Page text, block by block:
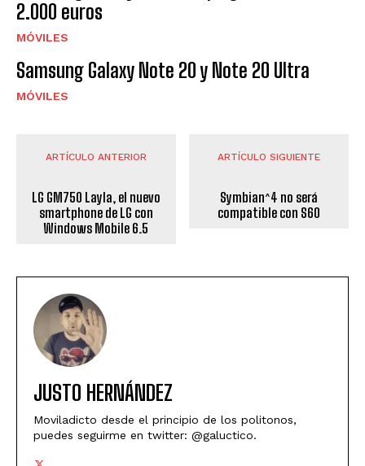
2.000 euros
MÓVILES
Samsung Galaxy Note 20 y Note 20 Ultra
MÓVILES
ARTÍCULO ANTERIOR
LG GM750 Layla, el nuevo
smartphone de LG con
Windows Mobile 6.5
ARTÍCULO SIGUIENTE
Symbian^4 no será
compatible con S60
JUSTO HERNÁNDEZ
Moviladicto desde el principio de los politonos,
puedes seguirme en twitter: @galuctico.